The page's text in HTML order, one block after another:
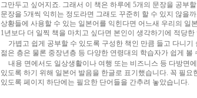
그만두고 싶어지죠. 그래서 이 책은 하루에 5개의 문장을 공부
문장을 5개씩 익히는 정도라면 그래도 꾸준히 할 수 있지 않을
상황들에 사용할 수 있는 일본어를 익힌다면 어느새 우리의 일
1년보다 더 일찍 책을 마치고 싶다면 본인이 생각하기에 적당
가볍고 쉽게 공부할 수 있도록 구성한 책인 만큼 들고 다니
젊은 층은 물론 중장년층 등 다양한 연령대의 학습자가 쉽게 볼
내용 면에서도 일상생활이나 여행 또는 비즈니스 등 다방면
있도록 하기 위해 일본어 발음을 한글로 표기했습니다. 꼭 필요
있도록 페이지 하단에는 필요한 단어들을 간추려 놓았습니다.